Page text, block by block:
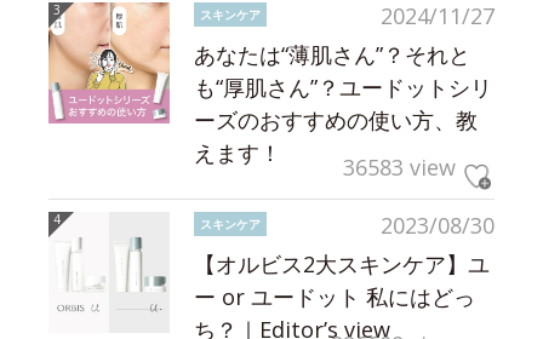
2024/11/27
スキンケア
あなたは“薄肌さん”？それと
も“厚肌さん”？ユードットシリ
ーズのおすすめの使い方、教
えます！
36583 view
2023/08/30
スキンケア
【オルビス2大スキンケア】ユ
ー or ユードット 私にはどっ
ち？｜Editor’s view